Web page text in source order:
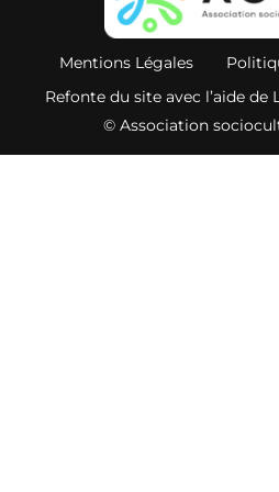
Mentions Légales
Refonte du site avec l’aide de
© Association